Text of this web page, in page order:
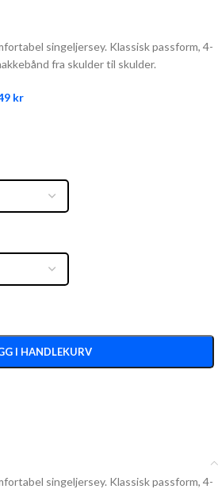
singeljersey. Klassisk passform, 4-
fra skulder til skulder.
kr
I HANDLEKURV
singeljersey. Klassisk passform, 4-